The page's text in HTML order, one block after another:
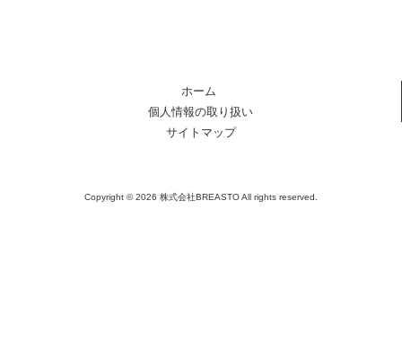
ホーム
個人情報の取り扱い
サイトマップ
Copyright © 2026 株式会社BREASTO All rights reserved.